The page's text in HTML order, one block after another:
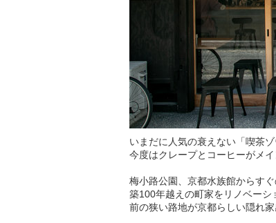
いまだに人気の衰えない「喫茶
今度はクレープとコーヒーがメ
梅小路公園、京都水族館からすぐ
築100年越えの町家をリノベーシ
前の狭い路地が京都らしい隠れ家